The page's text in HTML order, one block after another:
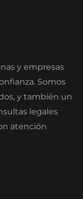
y empresas
Somos
y también un
legales
atención